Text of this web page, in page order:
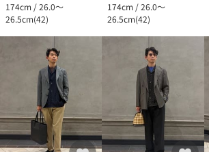
174cm / 26.0～
26.5cm(42)
174cm / 26.0～
26.5cm(42)